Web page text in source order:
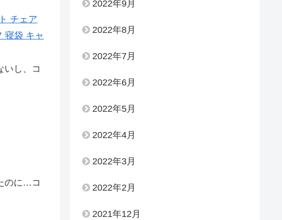
チェア
寝袋 キャ
いし、コ
のに…コ
2022年9月
2022年8月
2022年7月
2022年6月
2022年5月
2022年4月
2022年3月
2022年2月
2021年12月